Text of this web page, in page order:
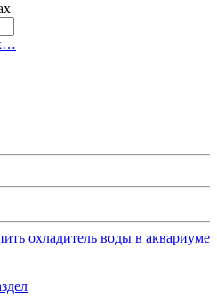
охладитель воды в аквариуме